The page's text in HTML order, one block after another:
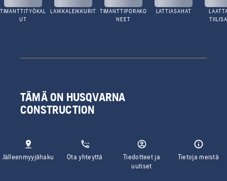
TIMANTTITYÖKAL
UT
LAIKKALEIKKURIT TIMANTTIPORAKO
NEET
LATTIASAHAT
TÄMÄ ON HUSQVARNA
CONSTRUCTION
Jälleenmyyjähaku Ota yhteyttä
Tiedotteet ja
uutiset
Tietoja meistä